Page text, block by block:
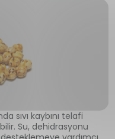
sıvı kaybını telafi
Su, dehidrasyonu